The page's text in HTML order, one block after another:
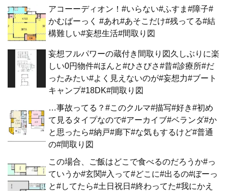
アコーーディオン！#いらない#ふすま#障子#
かむばーっく #あれ#あそこだけ#残ってる#結
構難しい#妄想生活#間取り図
妄想フルパワーの蔵付き間取り図久しぶりに楽
しい0円物件#ほんと#ひさびさ#昔#診療所#だ
ったみたい#よく見えないのが#妄想力#ブート
キャンプ#18DK#間取り図
…事故ってる？#このクルマ#描写#好き#初め
て見るタイプなので#アーカイブ#ベランダ#か
と思ったら#納戸#廊下#な気もするけど#普通
の#間取り図
この場合、ご飯はどこで食べるのだろうか#っ
ていうか#玄関#入って#どこに#出るの#ぼーっ
と#してたら#土日祝日#終わってた#我にかえ